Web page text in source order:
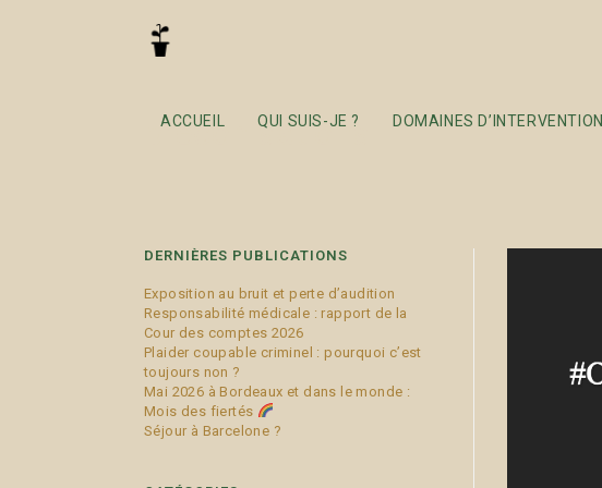
ACCUEIL QUI SUIS-JE ? DOMAINES D’INTERVENTION
préconisations
DERNIÈRES PUBLICATIONS
Exposition au bruit et perte d’audition
Responsabilité médicale : rapport de la
Cour des comptes 2026
Plaider coupable criminel : pourquoi c’est
toujours non ?
Mai 2026 à Bordeaux et dans le monde :
Mois des fiertés
Séjour à Barcelone ?